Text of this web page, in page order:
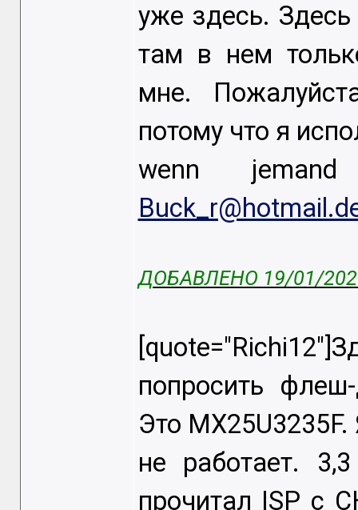
уже здесь.
там в нем
мне.
потому что я
wenn
ДОБАВЛЕНО 19/01/
попросить
Это
не работает.
прочитал ISP с